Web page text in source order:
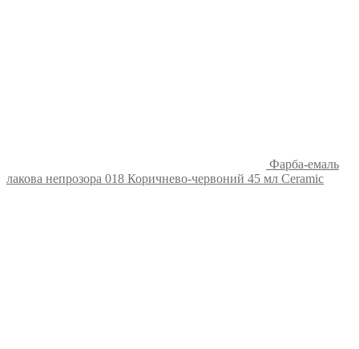
Фарба-емаль
лакова непрозора 018 Коричнево-червоний 45 мл Ceramic